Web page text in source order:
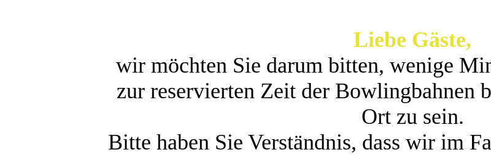
Liebe Gäste,
wir möchten Sie darum bitten, wenige
zur reservierten Zeit der Bowlingbahnen
Ort zu sein.
Bitte haben Sie Verständnis, dass wir im